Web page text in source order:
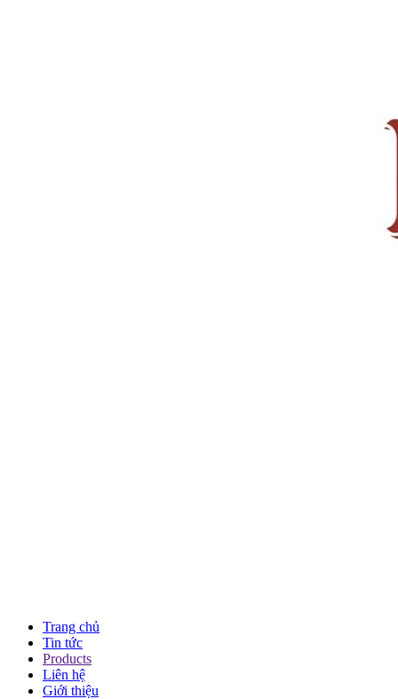
Trang chủ
Tin tức
Products
Liên hệ
Giới thiệu